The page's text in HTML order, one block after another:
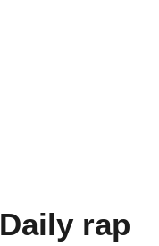
Daily rap